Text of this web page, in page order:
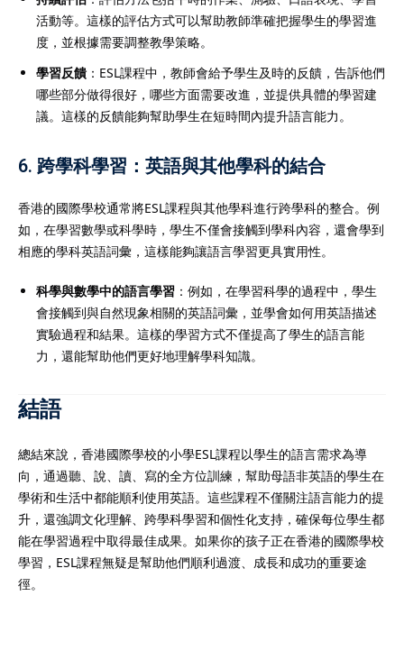
活動等。這樣的評估方式可以幫助教師準確把握學生的學習進
度，並根據需要調整教學策略。
學習反饋 ：ESL課程中，教師會給予學生及時的反饋，告訴他們
哪些部分做得很好，哪些方面需要改進，並提供具體的學習建
議。這樣的反饋能夠幫助學生在短時間內提升語言能力。
6. 跨學科學習：英語與其他學科的結合
香港的國際學校通常將ESL課程與其他學科進行跨學科的整合。例
如，在學習數學或科學時，學生不僅會接觸到學科內容，還會學到
相應的學科英語詞彙，這樣能夠讓語言學習更具實用性。
科學與數學中的語言學習 ：例如，在學習科學的過程中，學生
會接觸到與自然現象相關的英語詞彙，並學會如何用英語描述
實驗過程和結果。這樣的學習方式不僅提高了學生的語言能
力，還能幫助他們更好地理解學科知識。
結語
總結來說，香港國際學校的小學ESL課程以學生的語言需求為導
向，通過聽、說、讀、寫的全方位訓練，幫助母語非英語的學生在
學術和生活中都能順利使用英語。這些課程不僅關注語言能力的提
升，還強調文化理解、跨學科學習和個性化支持，確保每位學生都
能在學習過程中取得最佳成果。如果你的孩子正在香港的國際學校
學習，ESL課程無疑是幫助他們順利過渡、成長和成功的重要途
徑。